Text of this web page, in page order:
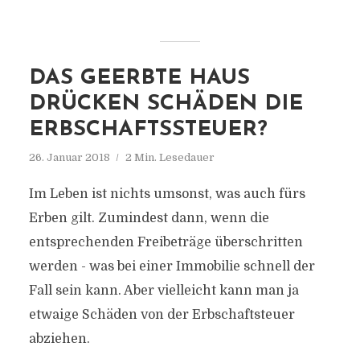
DAS GEERBTE HAUS
DRÜCKEN SCHÄDEN DIE
ERBSCHAFTSSTEUER?
26. Januar 2018 2 Min. Lesedauer
Im Leben ist nichts umsonst, was auch fürs
Erben gilt. Zumindest dann, wenn die
entsprechenden Freibeträge überschritten
werden - was bei einer Immobilie schnell der
Fall sein kann. Aber vielleicht kann man ja
etwaige Schäden von der Erbschaftsteuer
abziehen.